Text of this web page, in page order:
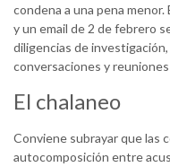
condena a una pena
y un email de 2 de febrero
diligencias de
conversaciones y
El chalaneo
Conviene subrayar que las
autocomposición entre